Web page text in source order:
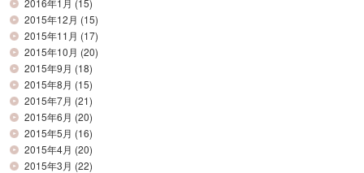
2015年12月 (15)
2015年11月 (17)
2015年10月 (20)
2015年9月 (18)
2015年8月 (15)
2015年7月 (21)
2015年6月 (20)
2015年5月 (16)
2015年4月 (20)
2015年3月 (22)